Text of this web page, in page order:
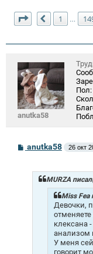
Страница 151 из
Пред.
1 …
anutka58
Пол:
Сanutka58 26 окт
MURZA
Miss Fea
Девочки,
клексана
анализом
У меня
говорит